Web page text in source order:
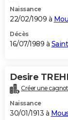
Naissance
22/02/1909 à
Décès
16/07/1989 à
Desire
Créer une
Naissance
30/01/1913 à